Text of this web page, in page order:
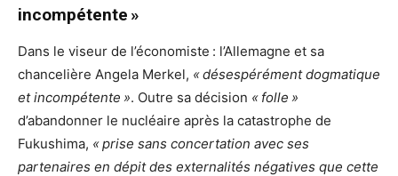
incompétente »
Dans le viseur de l’économiste : l’Allemagne et sa
chancelière Angela Merkel, « désespérément dogmatique
et incompétente ». Outre sa décision « folle »
d’abandonner le nucléaire après la catastrophe de
Fukushima, « prise sans concertation avec ses
partenaires en dépit des externalités négatives que cette